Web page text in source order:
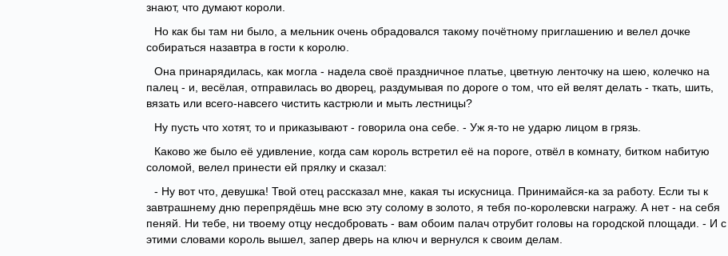
знают, что думают короли.
Но как бы там ни было, а мельник очень обрадовался такому почётному приглашению и велел дочке
собираться назавтра в гости к королю.
Она принарядилась, как могла - надела своё праздничное платье, цветную ленточку на шею, колечко на
палец - и, весёлая, отправилась во дворец, раздумывая по дороге о том, что ей велят делать - ткать, шить,
вязать или всего-навсего чистить кастрюли и мыть лестницы?
Ну пусть что хотят, то и приказывают - говорила она себе. - Уж я-то не ударю лицом в грязь.
Каково же было её удивление, когда сам король встретил её на пороге, отвёл в комнату, битком набитую
соломой, велел принести ей прялку и сказал:
- Ну вот что, девушка! Твой отец рассказал мне, какая ты искусница. Принимайся-ка за работу. Если ты к
завтрашнему дню перепрядёшь мне всю эту солому в золото, я тебя по-королевски награжу. А нет - на себя
пеняй. Ни тебе, ни твоему отцу несдобровать - вам обоим палач отрубит головы на городской площади. - И с
этими словами король вышел, запер дверь на ключ и вернулся к своим делам.